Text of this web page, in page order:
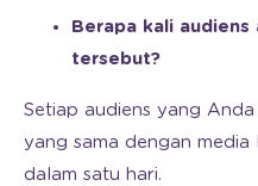
Berapa kali audiens
tersebut?
Setiap audiens yang
yang sama dengan media
dalam satu hari.